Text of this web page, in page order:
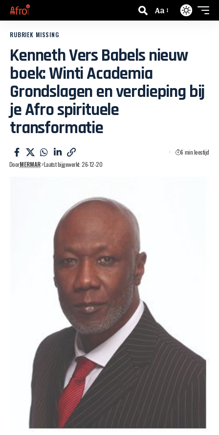
Aa
RUBRIEK MISSING
Kenneth Vers Babels nieuw
boek: Winti Academia
Grondslagen en verdieping bij
je Afro spirituele
transformatie
DoorMERMAR Laatst bijgewerkt: 26-12-20
6 min leestijd